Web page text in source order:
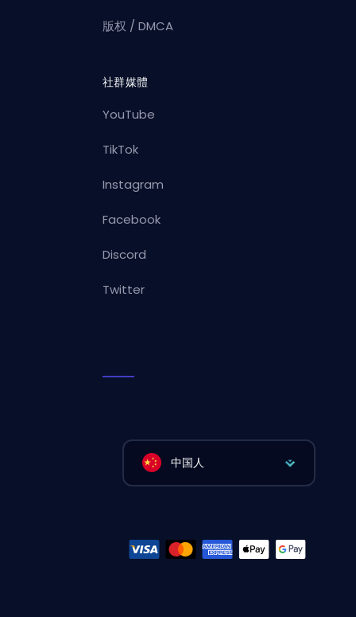
版权 / DMCA
社群媒體
YouTube
TikTok
Instagram
Facebook
Discord
Twitter
中国人